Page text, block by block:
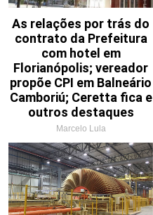
As relações por trás do
contrato da Prefeitura
com hotel em
Florianópolis; vereador
propõe CPI em Balneário
Camboriú; Ceretta fica e
outros destaques
Marcelo Lula